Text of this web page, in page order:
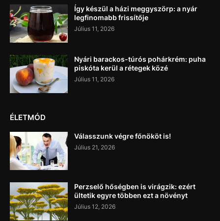
Így készül a házi meggyszörp: a nyár
legfinomabb frissítője
Július 11, 2026
Nyári barackos-túrós pohárkrém: puha
piskóta kerül a rétegek közé
Július 11, 2026
ÉLETMÓD
Válasszunk végre főnököt is!
Július 21, 2026
Perzselő hőségben is virágzik: ezért
ültetik egyre többen ezt a növényt
Július 12, 2026